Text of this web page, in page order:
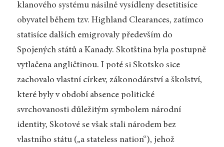
klanového systému násilně vysídleny desetitisíce
obyvatel během tzv. Highland Clearances, zatímco
statisíce dalších emigrovaly především do
Spojených států a Kanady. Skotština byla postupně
vytlačena angličtinou. I poté si Skotsko sice
zachovalo vlastní církev, zákonodárství a školství,
které byly v období absence politické
svrchovanosti důležitým symbolem národní
identity, Skotové se však stali národem bez
vlastního státu („a stateless nation“), jehož